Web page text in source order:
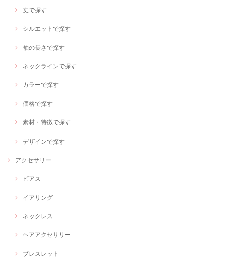
丈で探す
シルエットで探す
袖の長さで探す
ネックラインで探す
カラーで探す
価格で探す
素材・特徴で探す
デザインで探す
アクセサリー
ピアス
イアリング
ネックレス
ヘアアクセサリー
ブレスレット